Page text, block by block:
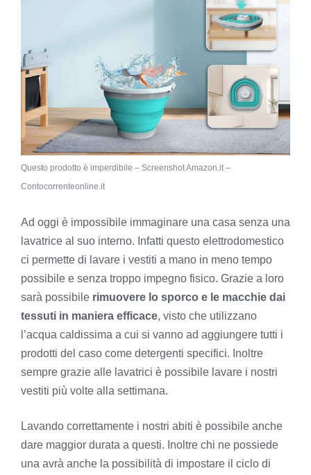
Questo prodotto è imperdibile – Screenshot Amazon.it –
Contocorrenteonline.it
Ad oggi è impossibile immaginare una casa senza una
lavatrice al suo interno. Infatti questo elettrodomestico
ci permette di lavare i vestiti a mano in meno tempo
possibile e senza troppo impegno fisico. Grazie a loro
sarà possibile rimuovere lo sporco e le macchie dai
tessuti in maniera efficace, visto che utilizzano
l’acqua caldissima a cui si vanno ad aggiungere tutti i
prodotti del caso come detergenti specifici. Inoltre
sempre grazie alle lavatrici è possibile lavare i nostri
vestiti più volte alla settimana.
Lavando correttamente i nostri abiti è possibile anche
dare maggior durata a questi. Inoltre chi ne possiede
una avrà anche la possibilità di impostare il ciclo di